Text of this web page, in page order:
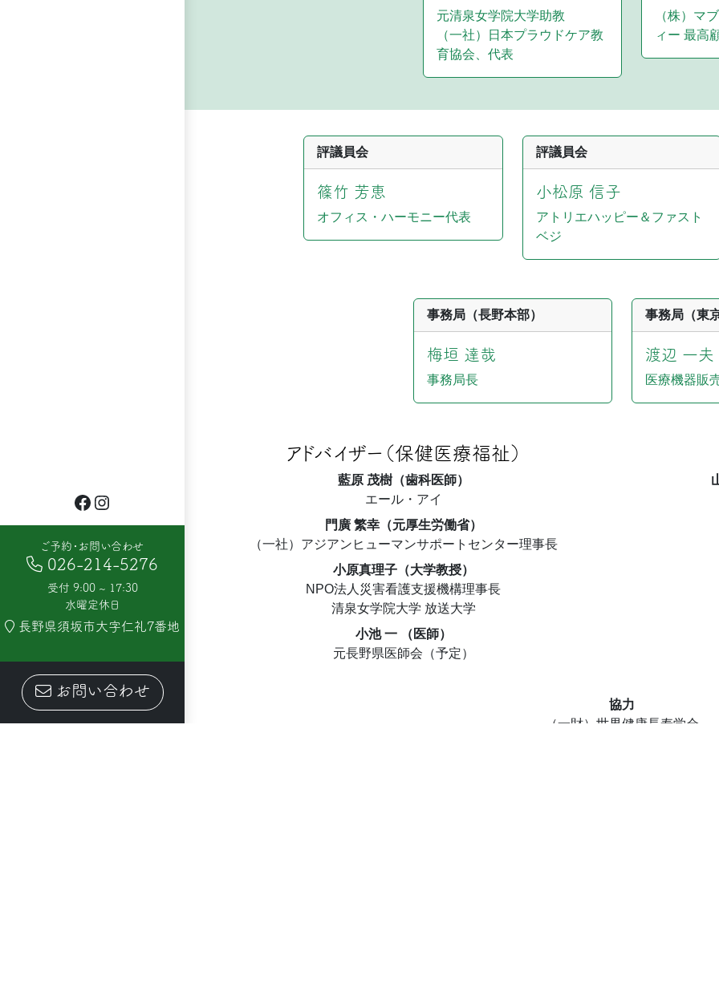
Facebook
Instagram
ご予約・お問い合わせ
026-214-5276
受付 9:00 ~ 17:30
水曜定休日
長野県須坂市大字仁礼7番地
お問い合わせ
元清泉女学院大学助教
（一社）日本プラウドケア教
育協会、代表
（株）マ
ィー 最高
評議員会
篠竹 芳恵
オフィス・ハーモニー代表
評議員会
小松原 信子
アトリエハッピー＆ファスト
ベジ
事務局（長野本部）
梅垣 達哉
事務局長
事務局（東
渡辺 一夫
医療機器販
アドバイザー（保健医療福祉）
藍原 茂樹（歯科医師）
エール・アイ
門廣 繁幸（元厚生労働省）
（一社）アジアンヒューマンサポートセンター理事長
小原真理子（大学教授）
NPO法人災害看護支援機構理事長
清泉女学院大学 放送大学
小池 一 （医師）
元長野県医師会（予定）
協力
（一財）世界健康長寿学会